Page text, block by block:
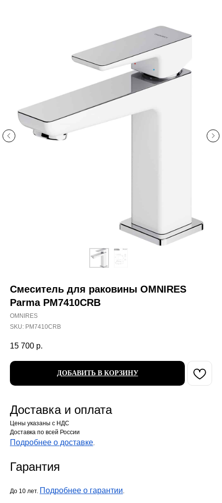
Смеситель для раковины OMNIRES
Parma PM7410CRB
OMNIRES
SKU: PM7410CRB
15 700 р.
ДОБАВИТЬ В КОРЗИНУ
Доставка и оплата
Цены указаны с НДС
Доставка по всей России
Подробнее о доставке.
Гарантия
До 10 лет. Подробнее о гарантии.